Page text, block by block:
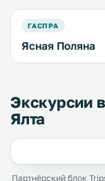
ГАСПРА
Ясная Поляна
Экскурсии
Ялта
Партнёрский блок